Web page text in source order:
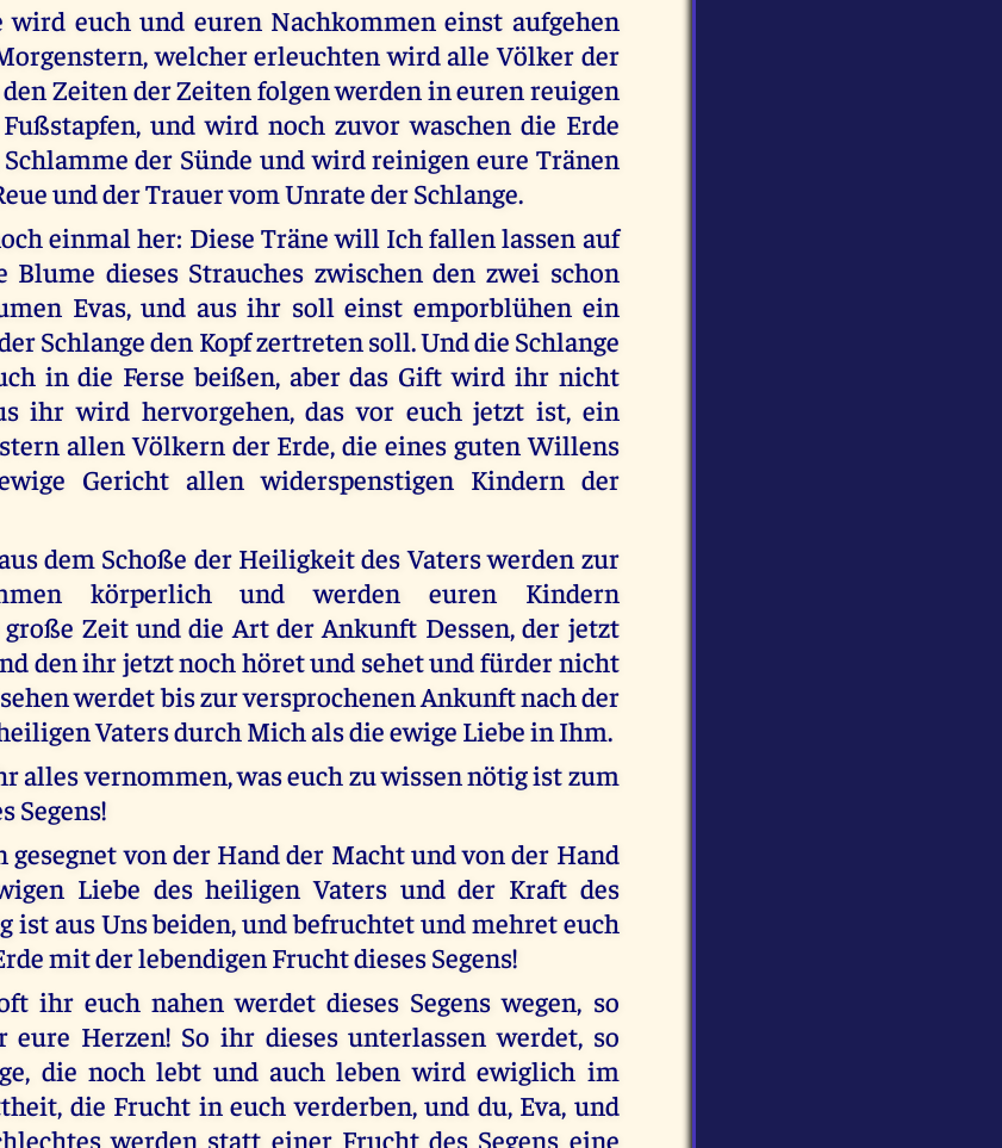
wird euch und euren Nachkommen einst aufgehen
welcher erleuchten wird alle Völker der
Zeiten der Zeiten folgen werden in euren reuigen
und wird noch zuvor waschen die Erde
der Sünde und wird reinigen eure Tränen
und der Trauer vom Unrate der Schlange.
einmal her: Diese Träne will Ich fallen lassen auf
Blume dieses Strauches zwischen den zwei schon
Evas, und aus ihr soll einst emporblühen ein
Schlange den Kopf zertreten soll. Und die Schlange
in die Ferse beißen, aber das Gift wird ihr nicht
ihr wird hervorgehen, das vor euch jetzt ist, ein
allen Völkern der Erde, die eines guten Willens
Gericht allen widerspenstigen Kindern der
dem Schoße der Heiligkeit des Vaters werden zur
körperlich und werden euren Kindern
Zeit und die Art der Ankunft Dessen, der jetzt
den ihr jetzt noch höret und sehet und fürder nicht
werdet bis zur versprochenen Ankunft nach der
Vaters durch Mich als die ewige Liebe in Ihm.
alles vernommen, was euch zu wissen nötig ist zum
Segens!
gesegnet von der Hand der Macht und von der Hand
Liebe des heiligen Vaters und der Kraft des
ist aus Uns beiden, und befruchtet und mehret euch
mit der lebendigen Frucht dieses Segens!
ihr euch nahen werdet dieses Segens wegen, so
Herzen! So ihr dieses unterlassen werdet, so
die noch lebt und auch leben wird ewiglich im
die Frucht in euch verderben, und du, Eva, und
werden statt einer Frucht des Segens eine